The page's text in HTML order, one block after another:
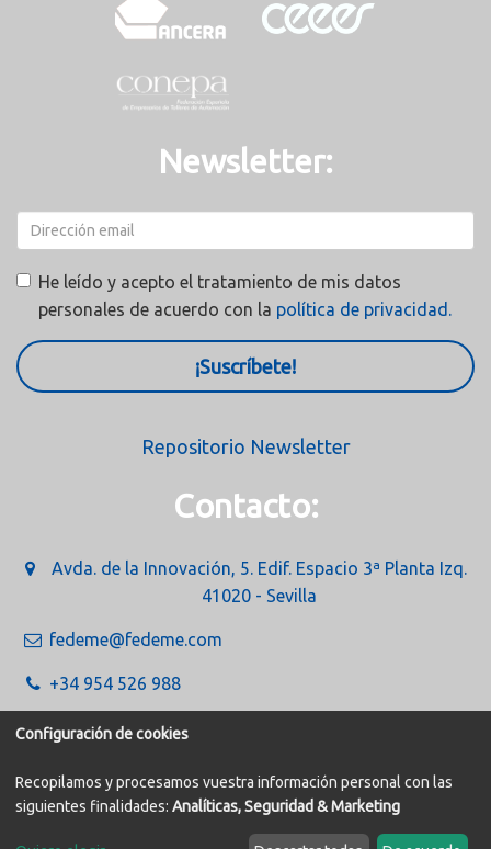
Newsletter:
He leído y acepto el tratamiento de mis datos
personales de acuerdo con la política de privacidad.
¡Suscríbete!
Repositorio Newsletter
Contacto:
Avda. de la Innovación, 5. Edif. Espacio 3ª Planta Izq.
41020 - Sevilla
fedeme@fedeme.com
+34 954 526 988
Configuración de cookies
Recopilamos y procesamos vuestra información personal con las
siguientes finalidades: Analíticas, Seguridad & Marketing